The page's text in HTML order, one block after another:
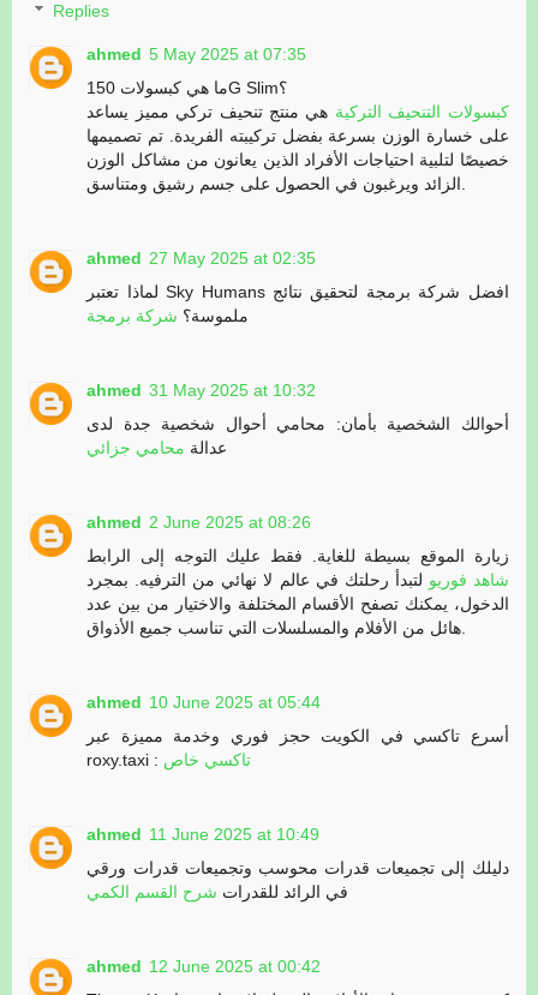
Replies
ahmed 5 May 2025 at 07:35
ما هي كبسولات 150G Slim؟
كبسولات التنحيف التركية هي منتج تنحيف تركي مميز يساعد
على خسارة الوزن بسرعة بفضل تركيبته الفريدة. تم تصميمها
خصيصًا لتلبية احتياجات الأفراد الذين يعانون من مشاكل الوزن
ahmed 27 May 2025 at 02:35
لماذا تعتبر Sky Humans افضل شركة برمجة لتحقيق نتائج
ملموسة؟ شركة برمجة
ahmed 31 May 2025 at 10:32
أحوالك الشخصية بأمان: محامي أحوال شخصية جدة لدى
عدالة محامي جزائي
ahmed 2 June 2025 at 08:26
زيارة الموقع بسيطة للغاية. فقط عليك التوجه إلى الرابط
شاهد فوريو لتبدأ رحلتك في عالم لا نهائي من الترفيه. بمجرد
الدخول، يمكنك تصفح الأقسام المختلفة والاختيار من بين عدد
ahmed 10 June 2025 at 05:44
أسرع تاكسي في الكويت حجز فوري وخدمة مميزة عبر
roxy.taxi : تاكسي خاص
ahmed 11 June 2025 at 10:49
دليلك إلى تجميعات قدرات محوسب وتجميعات قدرات ورقي
في الرائد للقدرات شرح القسم الكمي
ahmed 12 June 2025 at 00:42